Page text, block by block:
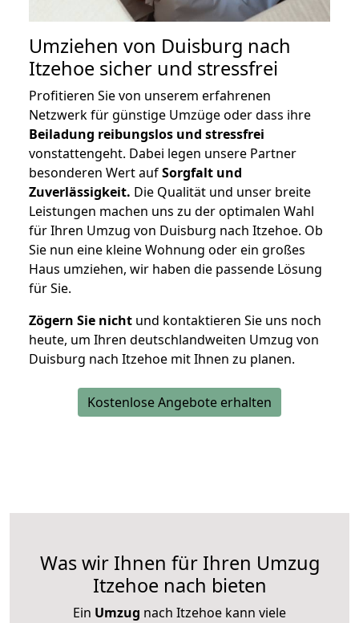
Umziehen von Duisburg nach
Itzehoe sicher und stressfrei
Profitieren Sie von unserem erfahrenen
Netzwerk für günstige Umzüge oder dass ihre
Beiladung reibungslos und stressfrei
vonstattengeht. Dabei legen unsere Partner
besonderen Wert aufSorgfalt und
Zuverlässigkeit. Die Qualität und unser breite
Leistungen machen uns zu der optimalen Wahl
für Ihren Umzug von Duisburg nach Itzehoe. Ob
Sie nun eine kleine Wohnung oder ein großes
Haus umziehen, wir haben die passende Lösung
für Sie.
Zögern Sie nicht und kontaktieren Sie uns noch
heute, um Ihren deutschlandweiten Umzug von
Duisburg nach Itzehoe mit Ihnen zu planen.
Kostenlose Angebote erhalten
Was wir Ihnen für Ihren Umzug
Itzehoe nach bieten
Ein Umzug nach Itzehoe kann viele